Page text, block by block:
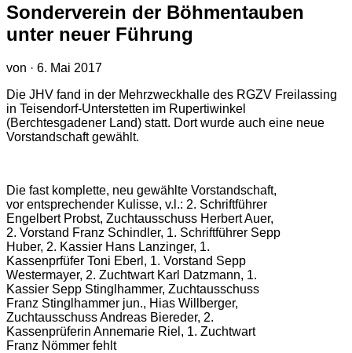
Sonderverein der Böhmentauben
unter neuer Führung
von · 6. Mai 2017
Die JHV fand in der Mehrzweckhalle des RGZV Freilassing
in Teisendorf-Unterstetten im Rupertiwinkel
(Berchtesgadener Land) statt. Dort wurde auch eine neue
Vorstandschaft gewählt.
Die fast komplette, neu gewählte Vorstandschaft,
vor entsprechender Kulisse, v.l.: 2. Schriftführer
Engelbert Probst, Zuchtausschuss Herbert Auer,
2. Vorstand Franz Schindler, 1. Schriftführer Sepp
Huber, 2. Kassier Hans Lanzinger, 1.
Kassenprfüfer Toni Eberl, 1. Vorstand Sepp
Westermayer, 2. Zuchtwart Karl Datzmann, 1.
Kassier Sepp Stinglhammer, Zuchtausschuss
Franz Stinglhammer jun., Hias Willberger,
Zuchtausschuss Andreas Biereder, 2.
Kassenprüferin Annemarie Riel, 1. Zuchtwart
Franz Nömmer fehlt